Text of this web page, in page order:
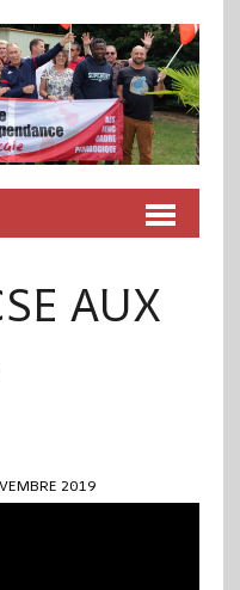
AUX
2019